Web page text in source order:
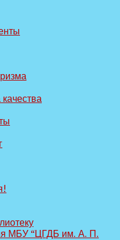
МБУ “ЦГДБ им. А. П.